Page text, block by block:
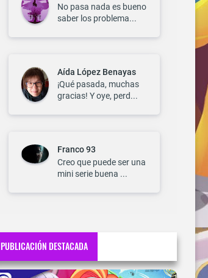
No pasa nada es bueno
saber los problema...
Aída López Benayas
¡Qué pasada, muchas
gracias! Y oye, perd...
Franco 93
Creo que puede ser una
mini serie buena ...
PUBLICACIÓN DESTACADA